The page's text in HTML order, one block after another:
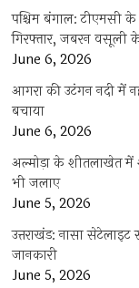
पश्चिम बंगाल: टीएमसी
गिरफ्तार, जबरन वसूली
June 6, 2026
आगरा की उटंगन नदी में
बचाया
June 6, 2026
अल्मोड़ा के शीतलाखेत
भी जलाए
June 5, 2026
उत्तराखंड: नासा
जानकारी
June 5, 2026